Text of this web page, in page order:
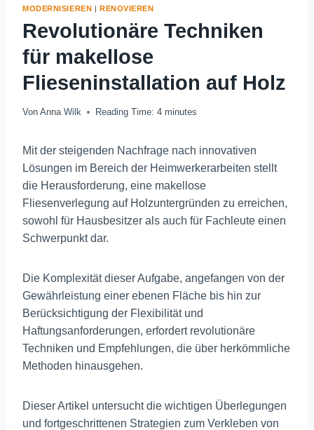
MODERNISIEREN | RENOVIEREN
Revolutionäre Techniken
für makellose
Flieseninstallation auf Holz
Von Anna Wilk Reading Time: 4 minutes
Mit der steigenden Nachfrage nach innovativen
Lösungen im Bereich der Heimwerkerarbeiten stellt
die Herausforderung, eine makellose
Fliesenverlegung auf Holzuntergründen zu erreichen,
sowohl für Hausbesitzer als auch für Fachleute einen
Schwerpunkt dar.
Die Komplexität dieser Aufgabe, angefangen von der
Gewährleistung einer ebenen Fläche bis hin zur
Berücksichtigung der Flexibilität und
Haftungsanforderungen, erfordert revolutionäre
Techniken und Empfehlungen, die über herkömmliche
Methoden hinausgehen.
Dieser Artikel untersucht die wichtigen Überlegungen
und fortgeschrittenen Strategien zum Verkleben von